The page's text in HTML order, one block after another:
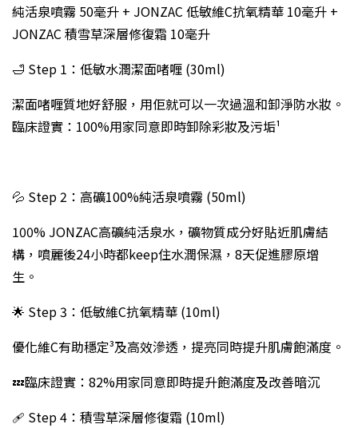
純活泉噴霧 50毫升 + JONZAC 低敏維C抗氧精華 10毫升 +
JONZAC 積雪草深層修復霜 10毫升
🛁 Step 1：低敏水潤潔面啫喱 (30ml)
潔面啫喱質地好舒服，用佢就可以一次過溫和卸淨防水妝。
臨床證實：100%用家同意即時卸除彩妝及污垢¹
💦 Step 2：高礦100%純活泉噴霧 (50ml)
100% JONZAC高礦純活泉水，礦物質成分好貼近肌膚結
構，噴麗後24小時都keep住水潤保濕，8天促進膠原增
生。
🌟 Step 3：低敏維C抗氧精華 (10ml)
優化維C有助穩定³及高效滲透，提亮同時提升肌膚飽滿度。
💤臨床證實：82%用家同意即時提升飽滿度及改善暗沉⁴
🩹 Step 4：積雪草深層修復霜 (10ml)